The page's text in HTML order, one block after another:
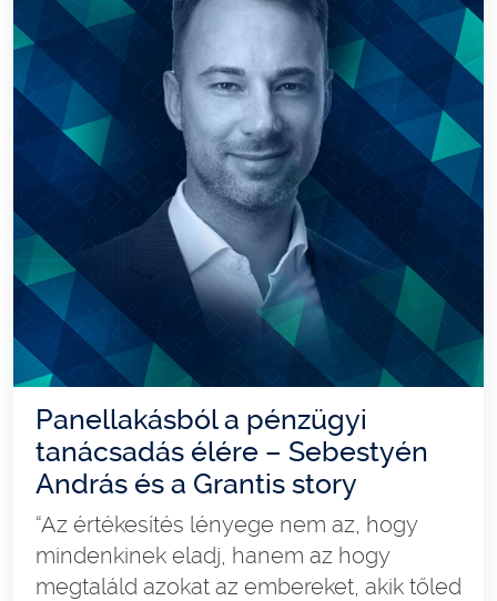
Panellakásból a pénzügyi
tanácsadás élére – Sebestyén
András és a Grantis story
“Az értékesítés lényege nem az, hogy
mindenkinek eladj, hanem az hogy
megtaláld azokat az embereket, akik tőled